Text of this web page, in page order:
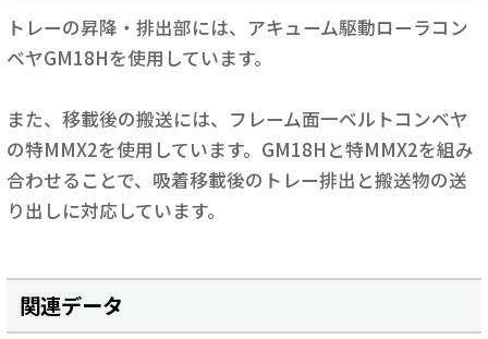
トレーの昇降・排出部には、アキューム駆動ローラコン
ベヤGM18Hを使用しています。
また、移載後の搬送には、フレーム面一ベルトコンベヤ
の特MMX2を使用しています。GM18Hと特MMX2を組み
合わせることで、吸着移載後のトレー排出と搬送物の送
り出しに対応しています。
関連データ